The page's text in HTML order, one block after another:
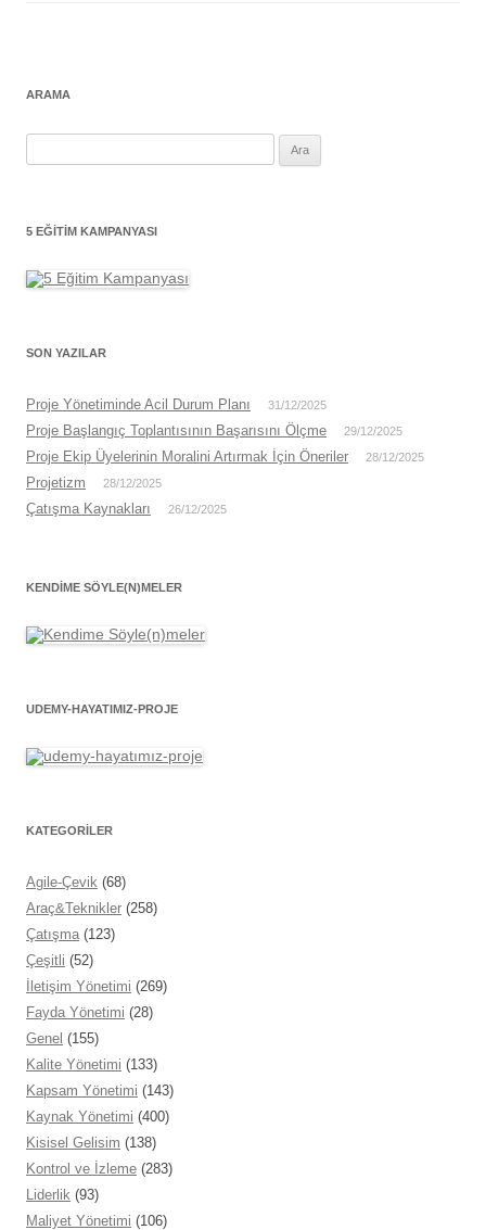
ARAMA
5 EĞITIM KAMPANYASI
SON YAZILAR
Proje Yönetiminde Acil Durum Planı 31/12/2025
Proje Başlangıç Toplantısının Başarısını Ölçme 29/12/2025
Proje Ekip Üyelerinin Moralini Artırmak İçin Öneriler 28/12/2025
Projetizm 28/12/2025
Çatışma Kaynakları 26/12/2025
KENDIME SÖYLE(N)MELER
UDEMY-HAYATIMIZ-PROJE
KATEGORİLER
Agile-Çevik (68)
Araç&Teknikler (258)
Çatışma (123)
Çeşitli (52)
İletişim Yönetimi (269)
Fayda Yönetimi (28)
Genel (155)
Kalite Yönetimi (133)
Kapsam Yönetimi (143)
Kaynak Yönetimi (400)
Kisisel Gelisim (138)
Kontrol ve İzleme (283)
Liderlik (93)
Maliyet Yönetimi (106)